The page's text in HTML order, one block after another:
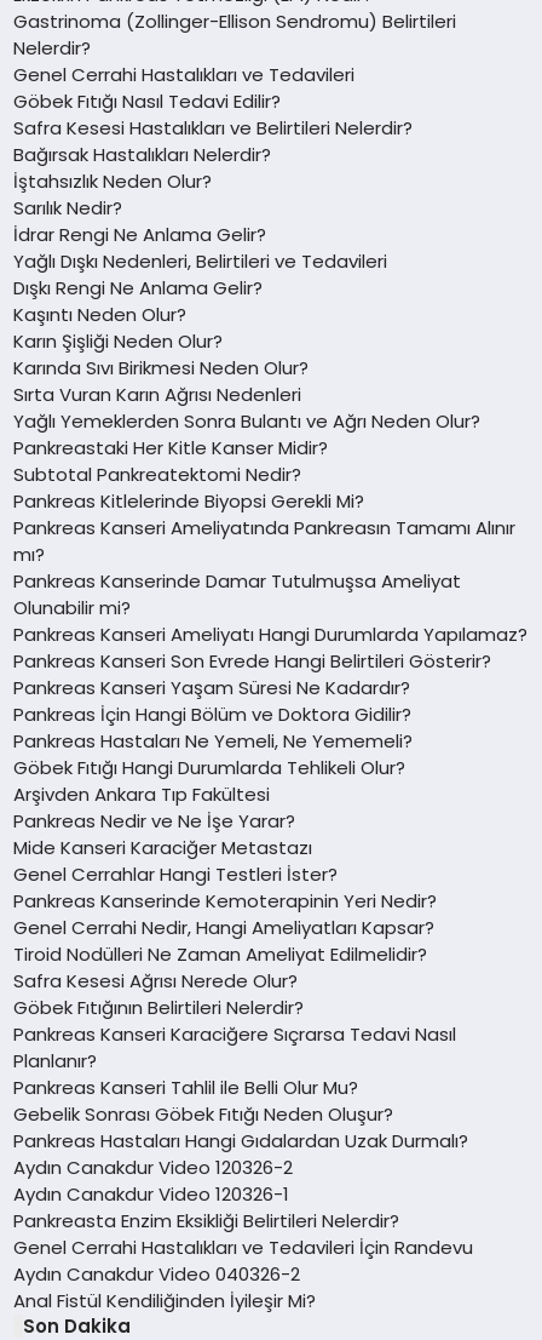
Gastrinoma (Zollinger-Ellison Sendromu) Belirtileri
Nelerdir?
Genel Cerrahi Hastalıkları ve Tedavileri
Göbek Fıtığı Nasıl Tedavi Edilir?
Safra Kesesi Hastalıkları ve Belirtileri Nelerdir?
Bağırsak Hastalıkları Nelerdir?
İştahsızlık Neden Olur?
Sarılık Nedir?
İdrar Rengi Ne Anlama Gelir?
Yağlı Dışkı Nedenleri, Belirtileri ve Tedavileri
Dışkı Rengi Ne Anlama Gelir?
Kaşıntı Neden Olur?
Karın Şişliği Neden Olur?
Karında Sıvı Birikmesi Neden Olur?
Sırta Vuran Karın Ağrısı Nedenleri
Yağlı Yemeklerden Sonra Bulantı ve Ağrı Neden Olur?
Pankreastaki Her Kitle Kanser Midir?
Subtotal Pankreatektomi Nedir?
Pankreas Kitlelerinde Biyopsi Gerekli Mi?
Pankreas Kanseri Ameliyatında Pankreasın Tamamı Alınır
mı?
Pankreas Kanserinde Damar Tutulmuşsa Ameliyat
Olunabilir mi?
Pankreas Kanseri Ameliyatı Hangi Durumlarda Yapılamaz?
Pankreas Kanseri Son Evrede Hangi Belirtileri Gösterir?
Pankreas Kanseri Yaşam Süresi Ne Kadardır?
Pankreas İçin Hangi Bölüm ve Doktora Gidilir?
Pankreas Hastaları Ne Yemeli, Ne Yememeli?
Göbek Fıtığı Hangi Durumlarda Tehlikeli Olur?
Arşivden Ankara Tıp Fakültesi
Pankreas Nedir ve Ne İşe Yarar?
Mide Kanseri Karaciğer Metastazı
Genel Cerrahlar Hangi Testleri İster?
Pankreas Kanserinde Kemoterapinin Yeri Nedir?
Genel Cerrahi Nedir, Hangi Ameliyatları Kapsar?
Tiroid Nodülleri Ne Zaman Ameliyat Edilmelidir?
Safra Kesesi Ağrısı Nerede Olur?
Göbek Fıtığının Belirtileri Nelerdir?
Pankreas Kanseri Karaciğere Sıçrarsa Tedavi Nasıl
Planlanır?
Pankreas Kanseri Tahlil ile Belli Olur Mu?
Gebelik Sonrası Göbek Fıtığı Neden Oluşur?
Pankreas Hastaları Hangi Gıdalardan Uzak Durmalı?
Aydın Canakdur Video 120326-2
Aydın Canakdur Video 120326-1
Pankreasta Enzim Eksikliği Belirtileri Nelerdir?
Genel Cerrahi Hastalıkları ve Tedavileri İçin Randevu
Aydın Canakdur Video 040326-2
Anal Fistül Kendiliğinden İyileşir Mi?
Son Dakika